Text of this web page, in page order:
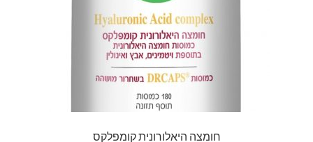
חומצה היאלורונית קומפלקס